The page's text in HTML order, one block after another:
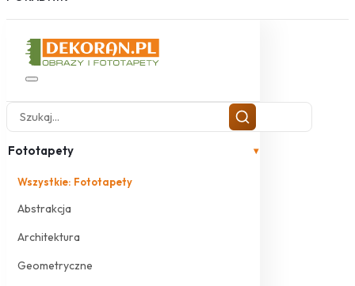
Fototapety ▾
Wszystkie: Fototapety
Abstrakcja
Architektura
Geometryczne